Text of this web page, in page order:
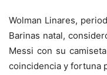
Wolman Linares,
Barinas natal,
Messi con su
coincidencia y fortuna